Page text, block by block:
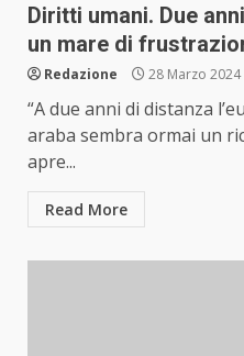
Diritti umani. Due
un mare di
Redazione 28 Marzo 2024
“A due anni di distanza
araba sembra ormai un
apre...
Read More